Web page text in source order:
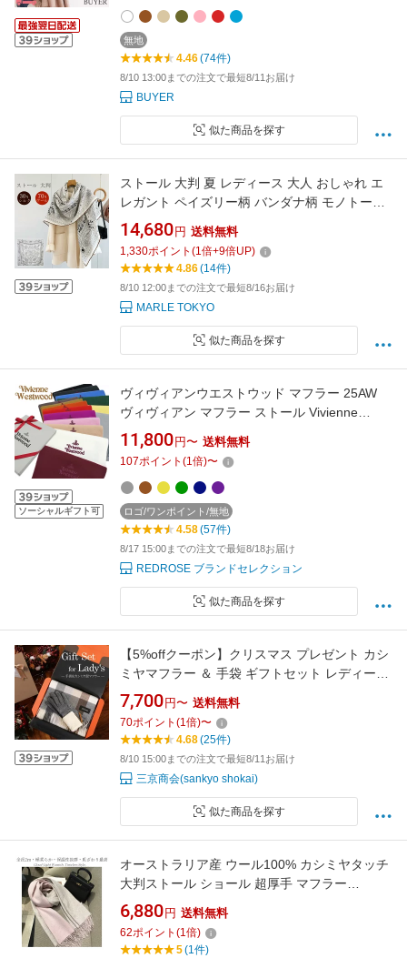
ゼント 誕生日プレゼント バレンタイン
無地
4.46(74件)
8/10 13:00までの注文で最短8/11お届け
BUYER
似た商品を探す
ストール 大判 夏 レディース 大人 おしゃれ エ
レガント ペイズリー柄 バンダナ柄 モノトーン
バイカラー 上質 上品 高級 着物用 大判スカーフ
シルクスカーフ さらさら 薄手 紫外線 UV対策
冷房対策 日焼け対策 年中使える 20代 30代 40
代 Horse scarf ホワイト ブルー
14,680 円 送料無料
1,330ポイント (1倍+9倍UP)
4.86(14件)
8/10 12:00までの注文で最短8/16お届け
MARLE TOKYO
似た商品を探す
ソーシャルギフト可
ヴィヴィアンウエストウッド マフラー 25AW
ヴィヴィアン マフラー ストール Vivienne
Westwood ブランドマフラー クリスマス/プレ
ゼント/誕生日/ギフト/81030007【メンズ/レデ
ィース】【ラッピング無料】
11,800 円〜 送料無料
107ポイント (1倍)〜
ロゴ/ワンポイント/無地
4.58(57件)
8/17 15:00までの注文で最短8/18お届け
REDROSE ブランドセレクション
似た商品を探す
【5%offクーポン】クリスマス プレゼント カシ
ミヤマフラー ＆ 手袋 ギフトセット レディース
女性向け 誕生日 記念日 【名入れ刺繍可能】 マ
フラー スマホ対応 グローブ カシミヤ混 カシミ
ヤブレンド ギフト 贈り物 (gset-02000323lr)
7,700 円〜 送料無料
70ポイント (1倍)〜
4.68(25件)
8/10 15:00までの注文で最短8/11お届け
三京商会(sankyo shokai)
似た商品を探す
オーストラリア産 ウール100% カシミヤタッチ
大判ストール ショール 超厚手 マフラー
200×70cm ふわっと暖かい ブランケット兼用
ギフト 男女兼用 メンズ レディース 彼氏 彼女
リスマス アウトドア 通勤 おしゃれ 大人 贈り物
6,880 円 送料無料
62ポイント (1倍)
5(1件)